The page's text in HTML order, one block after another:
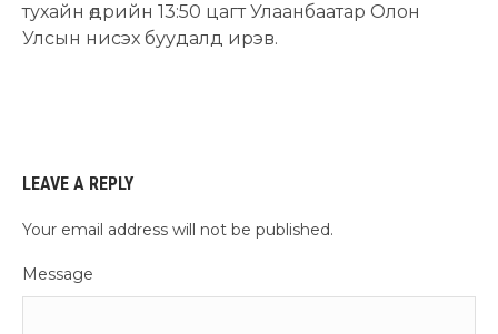
тухайн өдрийн 13:50 цагт Улаанбаатар Олон
Улсын нисэх буудалд ирэв.
LEAVE A REPLY
Your email address will not be published.
Message